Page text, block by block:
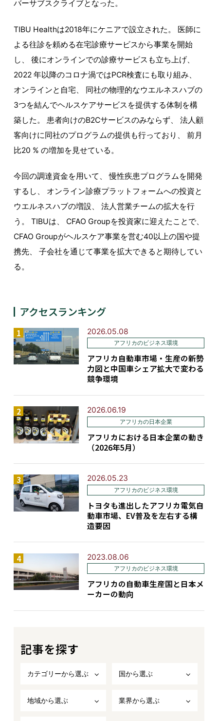
バーサブスクライブとなった。
TIBU Healthは2018年にケニアで設立された。 医師に
よる往診を頼める在宅診療サービスから事業を開始
し、 後にオンラインでの診療サービスも立ち上げ、
2022 年以降のコロナ渦ではPCR検査にも取り組み、
オンラインと自宅、 同社の物理的なウエルネスハブの
3つを結んでヘルスケアサービスを提供する体制を構
築した。 患者向けのB2Cサービスのみならず、 法人顧
客向けに同社のプログラムの提供も行っており、 前月
比20 % の増加を見せている。
今回の調達資金を用いて、 慢性疾患プログラムを開発
するし、 オンライン診療プラットフォームへの投資と
ウエルネスハブの増設、 法人営業チームの拡大を行
う。 TIBUは、 CFAO Groupを投資家に迎えたことで、
CFAO Groupがヘルスケア事業を営む40以上の国や提
携先、 子会社を通じて事業を拡大できると期待してい
る。
アクセスランキング
2026.05.08
アフリカのビジネス環境
アフリカ自動車市場・生産の新勢
力図と中国車シェア拡大で変わる
競争環境
2026.06.19
アフリカの日本企業
アフリカにおける日本企業の動き
（2026年5月）
2026.05.23
アフリカのビジネス環境
トヨタも進出したアフリカ電気自
動車市場、EV普及を左右する構
造要因
2023.08.06
アフリカのビジネス環境
アフリカの自動車生産国と日本メ
ーカーの動向
記事を探す
カテゴリーから選ぶ 国から選ぶ
地域から選ぶ 業界から選ぶ